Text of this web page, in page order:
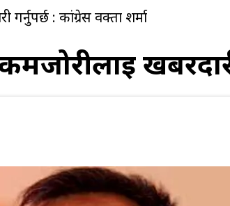
: कांग्रेस प्रवक्ता शर्मा